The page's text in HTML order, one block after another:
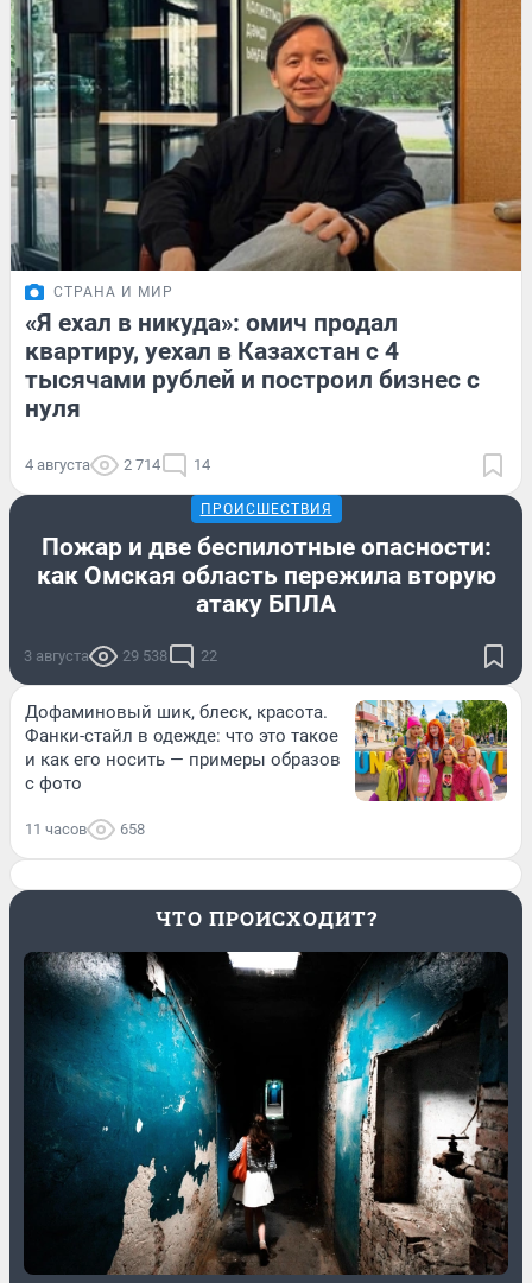
СТРАНА И МИР
«Я ехал в никуда»: омич продал
квартиру, уехал в Казахстан с 4
тысячами рублей и построил бизнес с
нуля
4 августа 2 714 14
ПРОИСШЕСТВИЯ
Пожар и две беспилотные опасности:
как Омская область пережила вторую
атаку БПЛА
3 августа 29 538 22
Дофаминовый шик, блеск, красота.
Фанки-стайл в одежде: что это такое
и как его носить — примеры образов
с фото
11 часов 658
ЧТО ПРОИСХОДИТ?